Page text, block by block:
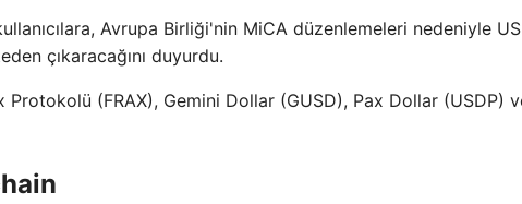
Avrupa Birliği'nin MiCA düzenlemeleri nedeniyle
çıkaracağını duyurdu.
(FRAX), Gemini Dollar (GUSD), Pax Dollar (USDP)